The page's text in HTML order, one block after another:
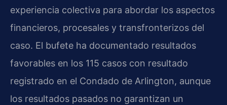
experiencia colectiva para abordar los aspectos
financieros, procesales y transfronterizos del
caso. El bufete ha documentado resultados
favorables en los 115 casos con resultado
registrado en el Condado de Arlington, aunque
los resultados pasados no garantizan un